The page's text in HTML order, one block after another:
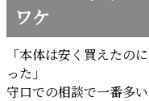
ワケ
「本体は安く買えたの
った」
守口での相談で一番多